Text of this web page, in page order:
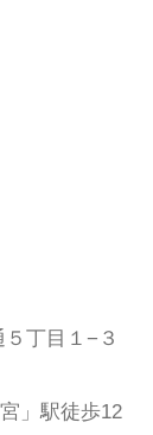
丁目１−３
」駅徒歩12